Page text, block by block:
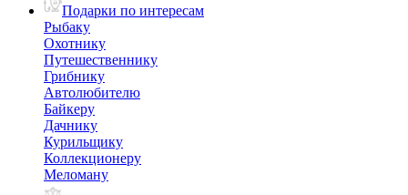
Подарки по интересам
Рыбаку
Охотнику
Путешественнику
Грибнику
Автолюбителю
Байкеру
Дачнику
Курильщику
Коллекционеру
Меломану